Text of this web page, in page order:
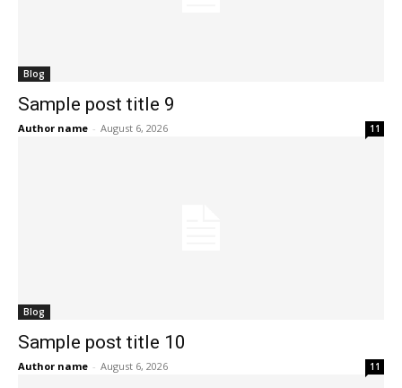
Blog
Sample post title 9
Author name - August 6, 2026 11
Blog
Sample post title 10
Author name - August 6, 2026 11